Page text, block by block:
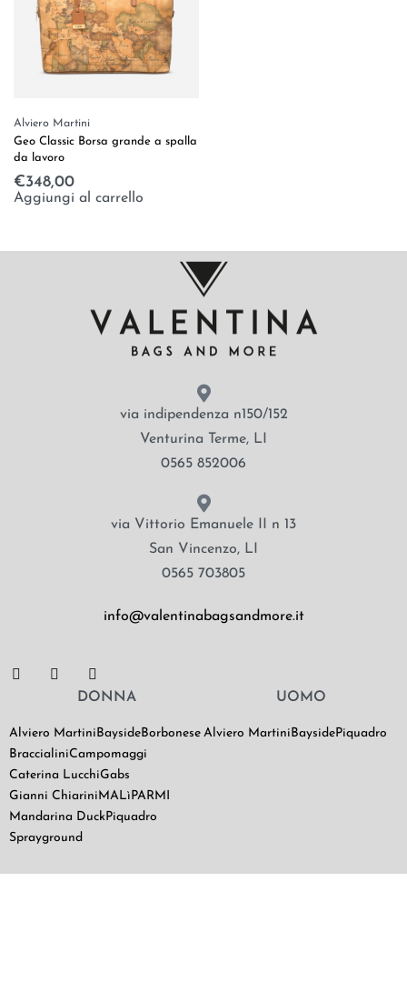
Alviero Martini
Geo Classic Borsa grande a spalla
da lavoro
€348,00
Aggiungi al carrello
via indipendenza n150/152
Venturina Terme, LI
0565 852006
via Vittorio Emanuele II n 13
San Vincenzo, LI
0565 703805
info@valentinabagsandmore.it
DONNA
Alviero MartiniBaysideBorbonese
BraccialiniCampomaggi
Caterina LucchiGabs
Gianni ChiariniMALìPARMI
Mandarina DuckPiquadro
Sprayground
UOMO
Alviero MartiniBaysidePiquadro